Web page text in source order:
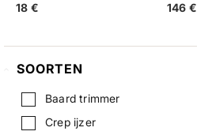
Haircare
Trimmers & clippers
18 € 146 €
SOORTEN
Baard trimmer
Crep ijzer